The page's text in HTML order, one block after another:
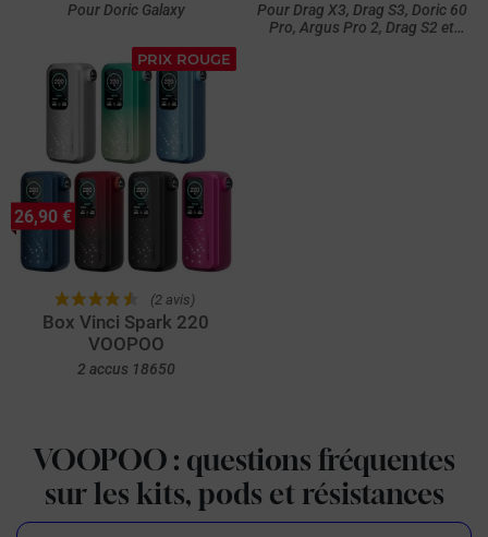
Pour Doric Galaxy
Pour Drag X3, Drag S3, Doric 60
Pro, Argus Pro 2, Drag S2 et
PRIX ROUGE
(2 avis)
Box Vinci Spark 220
VOOPOO
2 accus 18650
26,90 €
VOOPOO : questions fréquentes
sur les kits, pods et résistances